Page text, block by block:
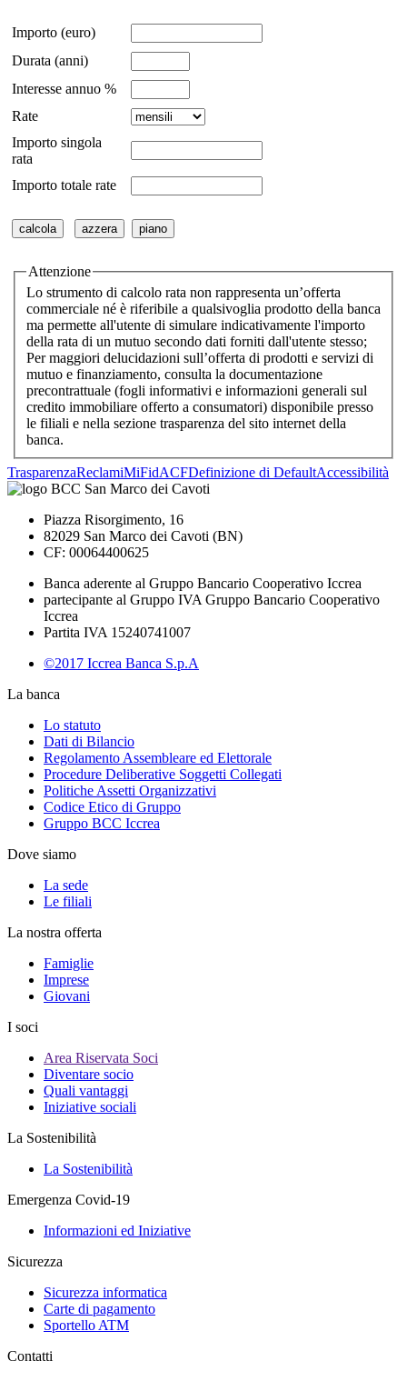
Importo (euro)
Durata (anni)
Interesse annuo %
Rate
Importo singola
rata
Importo totale rate
Attenzione
Lo strumento di calcolo rata non rappresenta un’offerta
commerciale né è riferibile a qualsivoglia prodotto della banca
ma permette all'utente di simulare indicativamente l'importo
della rata di un mutuo secondo dati forniti dall'utente stesso;
Per maggiori delucidazioni sull’offerta di prodotti e servizi di
mutuo e finanziamento, consulta la documentazione
precontrattuale (fogli informativi e informazioni generali sul
credito immobiliare offerto a consumatori) disponibile presso
le filiali e nella sezione trasparenza del sito internet della
banca.
TrasparenzaReclamiMiFidACFDefinizione di DefaultAccessibilità
Piazza Risorgimento, 16
82029 San Marco dei Cavoti (BN)
CF: 00064400625
Banca aderente al Gruppo Bancario Cooperativo Iccrea
partecipante al Gruppo IVA Gruppo Bancario Cooperativo
Iccrea
Partita IVA 15240741007
©2017 Iccrea Banca S.p.A
La banca
Lo statuto
Dati di Bilancio
Regolamento Assembleare ed Elettorale
Procedure Deliberative Soggetti Collegati
Politiche Assetti Organizzativi
Codice Etico di Gruppo
Gruppo BCC Iccrea
Dove siamo
La sede
Le filiali
La nostra offerta
Famiglie
Imprese
Giovani
I soci
Area Riservata Soci
Diventare socio
Quali vantaggi
Iniziative sociali
La Sostenibilità
La Sostenibilità
Emergenza Covid-19
Informazioni ed Iniziative
Sicurezza
Sicurezza informatica
Carte di pagamento
Sportello ATM
Contatti